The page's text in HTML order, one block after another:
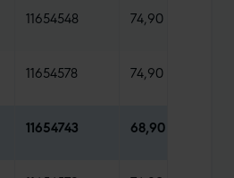
11654548 74,90 €
11654578 74,90 €
11654743 68,90 €